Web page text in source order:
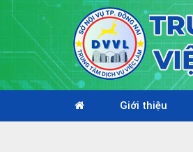
Giới thiệu